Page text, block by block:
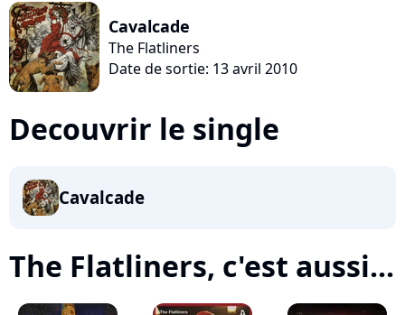
Cavalcade
The Flatliners
Date de sortie: 13 avril 2010
Decouvrir le single
Cavalcade
The Flatliners, c'est aussi...